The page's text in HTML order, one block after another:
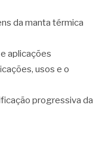
da manta térmica
aplicações
usos e o
progressiva da